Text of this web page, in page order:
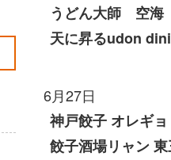
うどん大師 空海
天に昇るudon
6月27日
神戸餃子 オレギ
餃子酒場リャン